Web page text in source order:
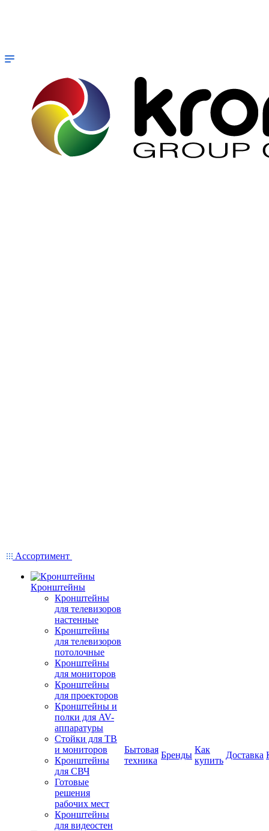
Ассортимент
Кронштейны
Кронштейны
для телевизоров
настенные
Кронштейны
для телевизоров
потолочные
Кронштейны
для мониторов
Кронштейны
для проекторов
Кронштейны и
полки для AV-
аппаратуры
Стойки для ТВ
и мониторов
Кронштейны
для СВЧ
Готовые
решения
рабочих мест
Кронштейны
для видеостен
Бытовая
техника
Бренды
Как
купить
Доставка